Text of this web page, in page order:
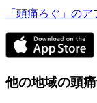
「頭痛ろぐ」の
他の地域の頭